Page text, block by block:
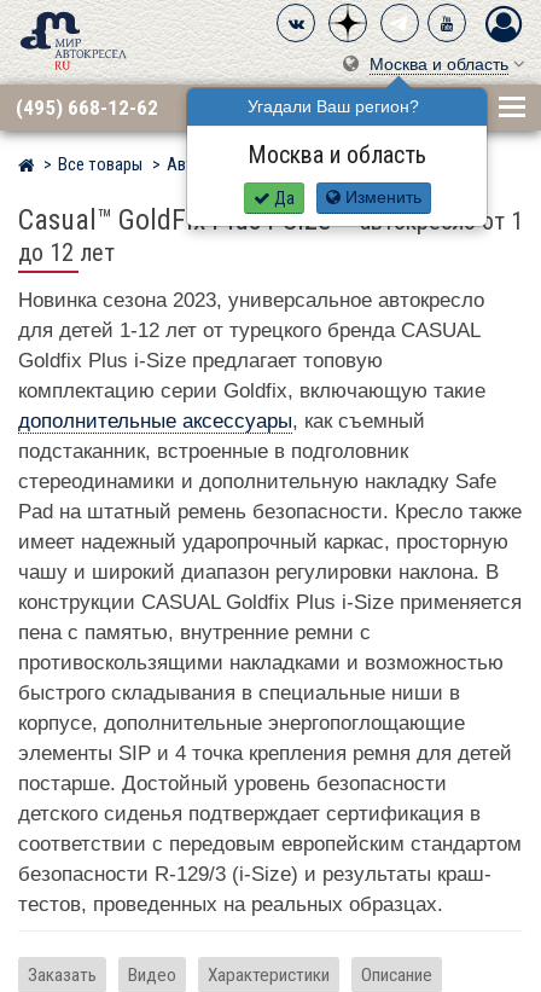
Москва и область
Угадали Ваш регион?
Москва и область
Да Изменить
(495) 668-12-62
Мир детских автокресел
Все товары Автокресла по бренду CASUAL
Casual™ GoldFix Plus i-Size–автокресло от 1
до 12 лет
Новинка сезона 2023, универсальное автокресло
для детей 1-12 лет от турецкого бренда CASUAL
Goldfix Plus i-Size предлагает топовую
комплектацию серии Goldfix, включающую такие
дополнительные аксессуары, как съемный
подстаканник, встроенные в подголовник
стереодинамики и дополнительную накладку Safe
Pad на штатный ремень безопасности. Кресло также
имеет надежный ударопрочный каркас, просторную
чашу и широкий диапазон регулировки наклона. В
конструкции CASUAL Goldfix Plus i-Size применяется
пена с памятью, внутренние ремни с
противоскользящими накладками и возможностью
быстрого складывания в специальные ниши в
корпусе, дополнительные энергопоглощающие
элементы SIP и 4 точка крепления ремня для детей
постарше. Достойный уровень безопасности
детского сиденья подтверждает сертификация в
соответствии с передовым европейским стандартом
безопасности R-129/3 (i-Size) и результаты краш-
тестов, проведенных на реальных образцах.
Заказать Видео Характеристики Описание